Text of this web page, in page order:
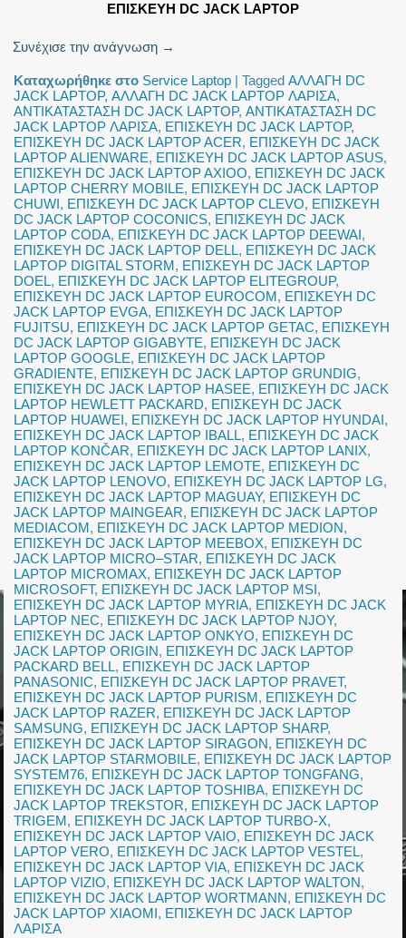
ΕΠΙΣΚΕΥΗ DC JACK LAPTOP
Συνέχισε την ανάγνωση →
Καταχωρήθηκε στο Service Laptop |Tagged ΑΛΛΑΓΗ DC
JACK LAPTOP,ΑΛΛΑΓΗ DC JACK LAPTOP ΛΑΡΙΣΑ,
ΑΝΤΙΚΑΤΑΣΤΑΣΗ DC JACK LAPTOP,ΑΝΤΙΚΑΤΑΣΤΑΣΗ DC
JACK LAPTOP ΛΑΡΙΣΑ, ΕΠΙΣΚΕΥΗ DC JACK LAPTOP,
ΕΠΙΣΚΕΥΗ DC JACK LAPTOP ACER, ΕΠΙΣΚΕΥΗ DC JACK
LAPTOP ALIENWARE, ΕΠΙΣΚΕΥΗ DC JACK LAPTOP ASUS,
ΕΠΙΣΚΕΥΗ DC JACK LAPTOP AXIOO, ΕΠΙΣΚΕΥΗ DC JACK
LAPTOP CHERRY MOBILE, ΕΠΙΣΚΕΥΗ DC JACK LAPTOP
CHUWI, ΕΠΙΣΚΕΥΗ DC JACK LAPTOP CLEVO, ΕΠΙΣΚΕΥΗ
DC JACK LAPTOP COCONICS, ΕΠΙΣΚΕΥΗ DC JACK
LAPTOP CODA, ΕΠΙΣΚΕΥΗ DC JACK LAPTOP DEEWAI,
ΕΠΙΣΚΕΥΗ DC JACK LAPTOP DELL, ΕΠΙΣΚΕΥΗ DC JACK
LAPTOP DIGITAL STORM, ΕΠΙΣΚΕΥΗ DC JACK LAPTOP
DOEL, ΕΠΙΣΚΕΥΗ DC JACK LAPTOP ELITEGROUP,
ΕΠΙΣΚΕΥΗ DC JACK LAPTOP EUROCOM, ΕΠΙΣΚΕΥΗ DC
JACK LAPTOP EVGA, ΕΠΙΣΚΕΥΗ DC JACK LAPTOP
FUJITSU, ΕΠΙΣΚΕΥΗ DC JACK LAPTOP GETAC, ΕΠΙΣΚΕΥΗ
DC JACK LAPTOP GIGABYTE, ΕΠΙΣΚΕΥΗ DC JACK
LAPTOP GOOGLE, ΕΠΙΣΚΕΥΗ DC JACK LAPTOP
GRADIENTE, ΕΠΙΣΚΕΥΗ DC JACK LAPTOP GRUNDIG,
ΕΠΙΣΚΕΥΗ DC JACK LAPTOP HASEE, ΕΠΙΣΚΕΥΗ DC JACK
LAPTOP HEWLETT PACKARD, ΕΠΙΣΚΕΥΗ DC JACK
LAPTOP HUAWEI, ΕΠΙΣΚΕΥΗ DC JACK LAPTOP HYUNDAI,
ΕΠΙΣΚΕΥΗ DC JACK LAPTOP IBALL, ΕΠΙΣΚΕΥΗ DC JACK
LAPTOP KONČAR, ΕΠΙΣΚΕΥΗ DC JACK LAPTOP LANIX,
ΕΠΙΣΚΕΥΗ DC JACK LAPTOP LEMOTE, ΕΠΙΣΚΕΥΗ DC
JACK LAPTOP LENOVO, ΕΠΙΣΚΕΥΗ DC JACK LAPTOP LG,
ΕΠΙΣΚΕΥΗ DC JACK LAPTOP MAGUAY, ΕΠΙΣΚΕΥΗ DC
JACK LAPTOP MAINGEAR, ΕΠΙΣΚΕΥΗ DC JACK LAPTOP
MEDIACOM, ΕΠΙΣΚΕΥΗ DC JACK LAPTOP MEDION,
ΕΠΙΣΚΕΥΗ DC JACK LAPTOP MEEBOX, ΕΠΙΣΚΕΥΗ DC
JACK LAPTOP MICRO–STAR, ΕΠΙΣΚΕΥΗ DC JACK
LAPTOP MICROMAX, ΕΠΙΣΚΕΥΗ DC JACK LAPTOP
MICROSOFT, ΕΠΙΣΚΕΥΗ DC JACK LAPTOP MSI,
ΕΠΙΣΚΕΥΗ DC JACK LAPTOP MYRIA, ΕΠΙΣΚΕΥΗ DC JACK
LAPTOP NEC, ΕΠΙΣΚΕΥΗ DC JACK LAPTOP NJOY,
ΕΠΙΣΚΕΥΗ DC JACK LAPTOP ONKYO, ΕΠΙΣΚΕΥΗ DC
JACK LAPTOP ORIGIN, ΕΠΙΣΚΕΥΗ DC JACK LAPTOP
PACKARD BELL, ΕΠΙΣΚΕΥΗ DC JACK LAPTOP
PANASONIC, ΕΠΙΣΚΕΥΗ DC JACK LAPTOP PRAVET,
ΕΠΙΣΚΕΥΗ DC JACK LAPTOP PURISM, ΕΠΙΣΚΕΥΗ DC
JACK LAPTOP RAZER, ΕΠΙΣΚΕΥΗ DC JACK LAPTOP
SAMSUNG, ΕΠΙΣΚΕΥΗ DC JACK LAPTOP SHARP,
ΕΠΙΣΚΕΥΗ DC JACK LAPTOP SIRAGON, ΕΠΙΣΚΕΥΗ DC
JACK LAPTOP STARMOBILE, ΕΠΙΣΚΕΥΗ DC JACK LAPTOP
SYSTEM76, ΕΠΙΣΚΕΥΗ DC JACK LAPTOP TONGFANG,
ΕΠΙΣΚΕΥΗ DC JACK LAPTOP TOSHIBA, ΕΠΙΣΚΕΥΗ DC
JACK LAPTOP TREKSTOR, ΕΠΙΣΚΕΥΗ DC JACK LAPTOP
TRIGEM, ΕΠΙΣΚΕΥΗ DC JACK LAPTOP TURBO-X,
ΕΠΙΣΚΕΥΗ DC JACK LAPTOP VAIO, ΕΠΙΣΚΕΥΗ DC JACK
LAPTOP VERO, ΕΠΙΣΚΕΥΗ DC JACK LAPTOP VESTEL,
ΕΠΙΣΚΕΥΗ DC JACK LAPTOP VIA, ΕΠΙΣΚΕΥΗ DC JACK
LAPTOP VIZIO, ΕΠΙΣΚΕΥΗ DC JACK LAPTOP WALTON,
ΕΠΙΣΚΕΥΗ DC JACK LAPTOP WORTMANN, ΕΠΙΣΚΕΥΗ DC
JACK LAPTOP XIAOMI, ΕΠΙΣΚΕΥΗ DC JACK LAPTOP
ΛΑΡΙΣΑ